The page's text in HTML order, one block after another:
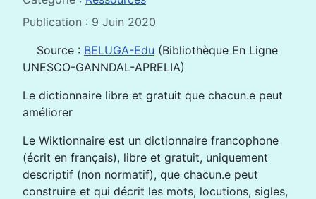
Publication : 9 Juin 2020
Source : BELUGA-Edu (Bibliothèque En Ligne
UNESCO-GANNDAL-APRELIA)
Le dictionnaire libre et gratuit que chacun.e peut
améliorer
Le Wiktionnaire est un dictionnaire francophone
(écrit en français), libre et gratuit, uniquement
descriptif (non normatif), que chacun.e peut
construire et qui décrit les mots, locutions, sigles,